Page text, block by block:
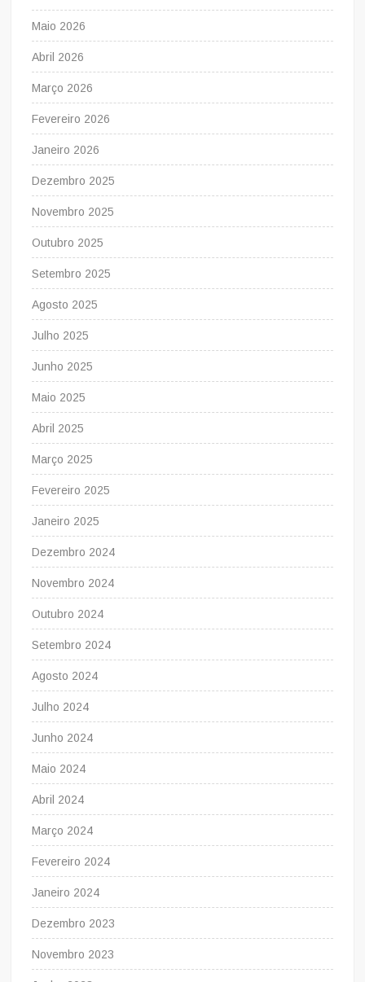
Maio 2026
Abril 2026
Março 2026
Fevereiro 2026
Janeiro 2026
Dezembro 2025
Novembro 2025
Outubro 2025
Setembro 2025
Agosto 2025
Julho 2025
Junho 2025
Maio 2025
Abril 2025
Março 2025
Fevereiro 2025
Janeiro 2025
Dezembro 2024
Novembro 2024
Outubro 2024
Setembro 2024
Agosto 2024
Julho 2024
Junho 2024
Maio 2024
Abril 2024
Março 2024
Fevereiro 2024
Janeiro 2024
Dezembro 2023
Novembro 2023